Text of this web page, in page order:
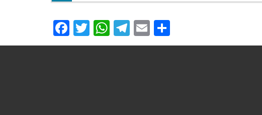
Facebook
Twitter
WhatsApp
Telegram
Email